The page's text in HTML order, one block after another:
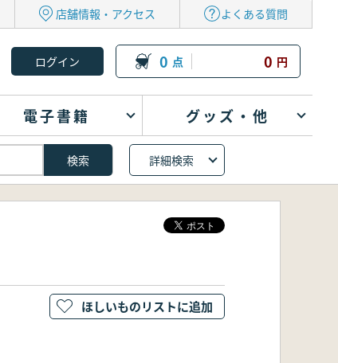
店舗情報・アクセス よくある質問
0 点 0 円
電子書籍 グッズ・他
詳細検索
ほしいものリストに追加